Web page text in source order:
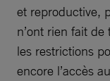
et reproductive,
n’ont rien fait
les restrictions
encore l’accès